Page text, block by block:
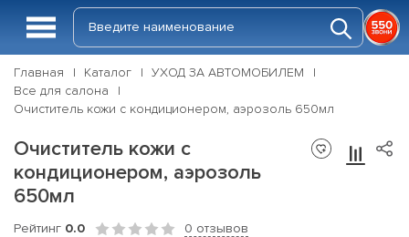
Главная Каталог
УХОД ЗА АВТОМОБИЛЕМ
Все для салона
Очиститель кожи с кондиционером, аэрозоль 650мл
Очиститель кожи с
кондиционером, аэрозоль
650мл
Рейтинг 0.0 0 отзывов